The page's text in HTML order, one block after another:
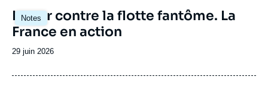
Notes
Image
principale
Lutter contre la flotte fantôme. La
France en action
Date
publication
29 juin 2026